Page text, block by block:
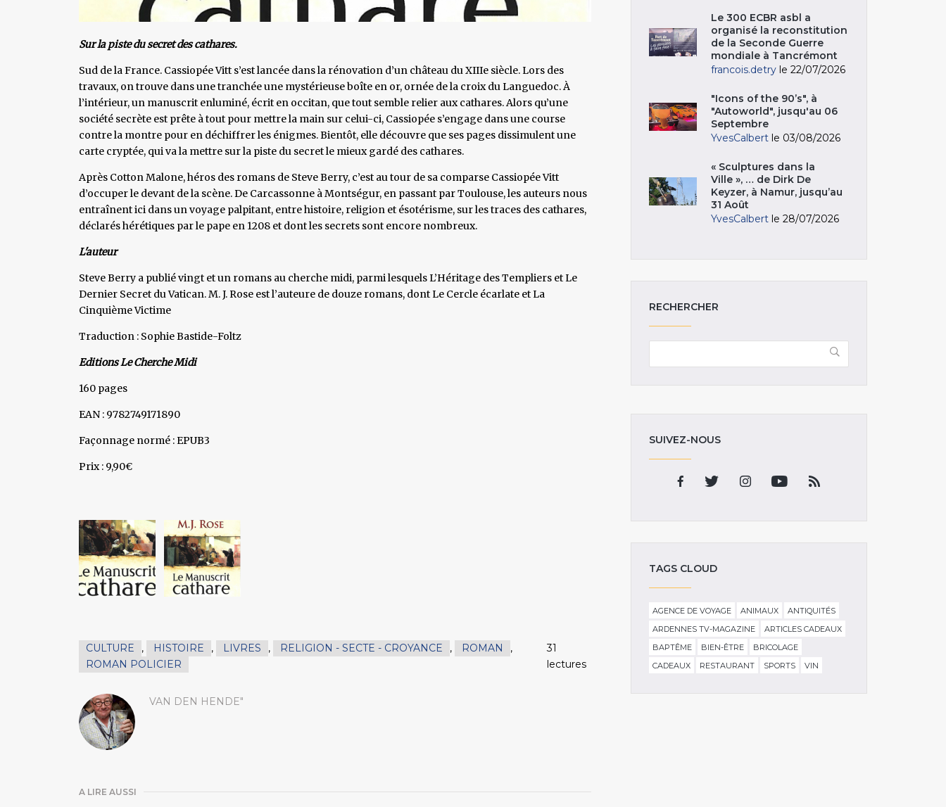
Sur la piste du secret des cathares.
Sud de la France. Cassiopée Vitt s’est lancée dans la rénovation d’un château du XIIIe siècle. Lors des
travaux, on trouve dans une tranchée une mystérieuse boîte en or, ornée de la croix du Languedoc. À
l’intérieur, un manuscrit enluminé, écrit en occitan, que tout semble relier aux cathares. Alors qu’une
société secrète est prête à tout pour mettre la main sur celui-ci, Cassiopée s’engage dans une course
contre la montre pour en déchiffrer les énigmes. Bientôt, elle découvre que ses pages dissimulent une
carte cryptée, qui va la mettre sur la piste du secret le mieux gardé des cathares.
Après Cotton Malone, héros des romans de Steve Berry, c’est au tour de sa comparse Cassiopée Vitt
d’occuper le devant de la scène. De Carcassonne à Montségur, en passant par Toulouse, les auteurs nous
entraînent ici dans un voyage palpitant, entre histoire, religion et ésotérisme, sur les traces des cathares,
déclarés hérétiques par le pape en 1208 et dont les secrets sont encore nombreux.
L'auteur
Steve Berry a publié vingt et un romans au cherche midi, parmi lesquels L’Héritage des Templiers et Le
Dernier Secret du Vatican. M. J. Rose est l’auteure de douze romans, dont Le Cercle écarlate et La
Cinquième Victime
Traduction : Sophie Bastide-Foltz
Editions Le Cherche Midi
160 pages
EAN : 9782749171890
Façonnage normé : EPUB3
Prix : 9,90€
CULTURE , HISTOIRE , LIVRES , RELIGION - SECTE - CROYANCE , ROMAN
,
ROMAN POLICIER
31
lectures
VAN DEN HENDE"
A LIRE AUSSI
Le 300 ECBR asbl a
organisé la reconstitution
de la Seconde Guerre
mondiale à Tancrémont
francois.detry le 22/07/2026
"Icons of the 90’s", à
"Autoworld", jusqu'au 06
Septembre
YvesCalbert le 03/08/2026
« Sculptures dans la
Ville », … de Dirk De
Keyzer, à Namur, jusqu’au
31 Août
YvesCalbert le 28/07/2026
RECHERCHER
SUIVEZ-NOUS
TAGS CLOUD
AGENCE DE VOYAGE ANIMAUX
ANTIQUITÉS
ARDENNES TV-MAGAZINE
ARTICLES CADEAUX
BAPTÊME
BIEN-ÊTRE
BRICOLAGE
CADEAUX
RESTAURANT SPORTS VIN